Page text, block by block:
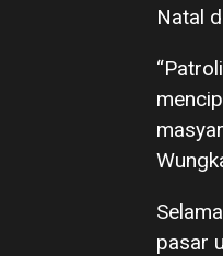
Natal
pasar